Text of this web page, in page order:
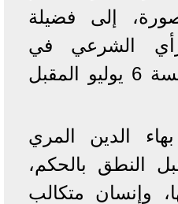
إلى فضيلة
الشرعي في
إعدامه، وتحديد جلسة 6 يوليو المقبل
الدين المري
النطق بالحكم،
وإنسان متكالب